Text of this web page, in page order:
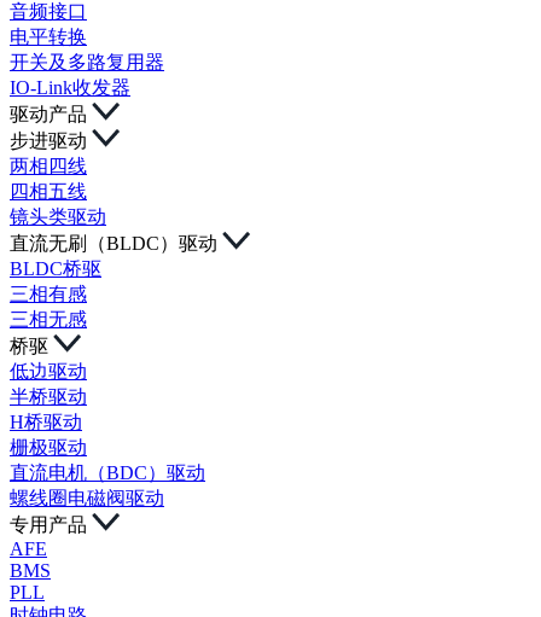
音频接口
电平转换
开关及多路复用器
IO-Link收发器
驱动产品
步进驱动
两相四线
四相五线
镜头类驱动
直流无刷（BLDC）驱动
BLDC桥驱
三相有感
三相无感
桥驱
低边驱动
半桥驱动
H桥驱动
栅极驱动
直流电机（BDC）驱动
螺线圈电磁阀驱动
专用产品
AFE
BMS
PLL